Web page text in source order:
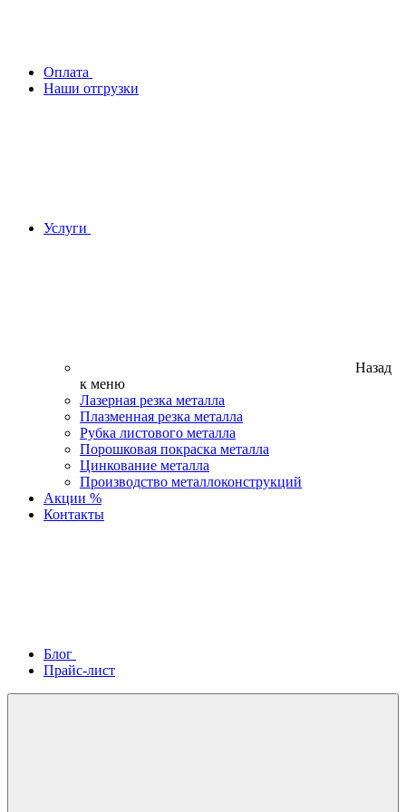
Оплата
Наши отгрузки
Услуги
Назад
к меню
Лазерная резка металла
Плазменная резка металла
Рубка листового металла
Порошковая покраска металла
Цинкование металла
Производство металлоконструкций
Акции %
Контакты
Блог
Прайс-лист